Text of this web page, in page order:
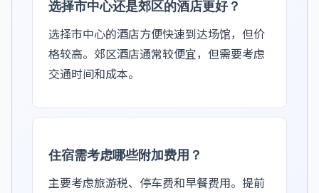
选择市中心还是郊区的酒店更好？
选择市中心的酒店方便快速到达场馆，但价
格较高。郊区酒店通常较便宜，但需要考虑
交通时间和成本。
住宿需考虑哪些附加费用？
主要考虑旅游税、停车费和早餐费用。提前